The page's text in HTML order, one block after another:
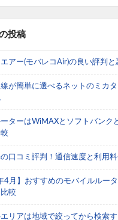
投稿
アー(モバレコAir)の良い評判
が簡単に選べるネットのミカ
ターはWiMAXとソフトバンク
の口コミ評判！通信速度と利用
4月】おすすめのモバイルルー
較
リアは地域で絞ってから検索